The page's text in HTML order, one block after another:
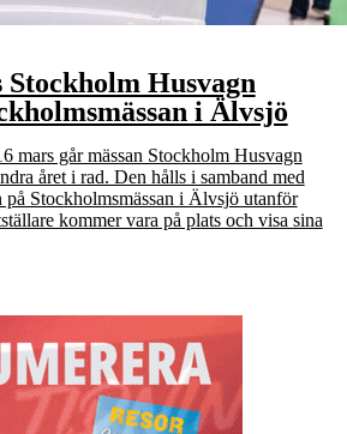
Stockholm Husvagn
i Älvsjö
mars går mässan Stockholm Husvagn
året i rad. Den hålls i samband med
på Stockholmsmässan i Älvsjö utanför
kommer vara på plats och visa sina